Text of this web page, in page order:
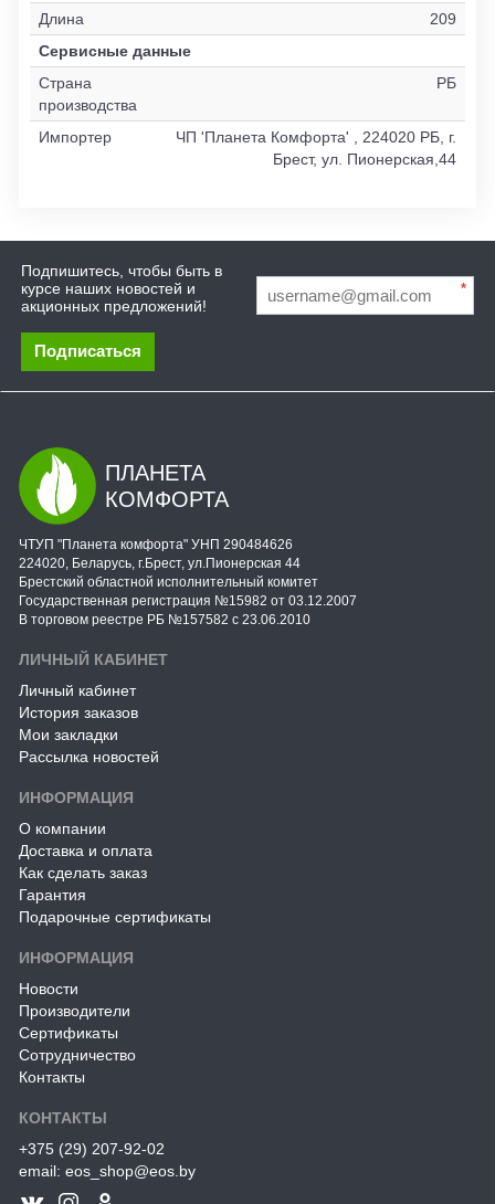
Длина
209
Сервисные данные
Страна
производства
РБ
Импортер
ЧП 'Планета Комфорта' , 224020 РБ, г.
Брест, ул. Пионерская,44
Подпишитесь, чтобы быть в
курсе наших новостей и
акционных предложений!
*
Подписаться
ПЛАНЕТА
КОМФОРТА
ЧТУП "Планета комфорта" УНП 290484626
224020, Беларусь, г.Брест, ул.Пионерская 44
Брестский областной исполнительный комитет
Государственная регистрация №15982 от 03.12.2007
В торговом реестре РБ №157582 с 23.06.2010
ЛИЧНЫЙ КАБИНЕТ
Личный кабинет
История заказов
Мои закладки
Рассылка новостей
ИНФОРМАЦИЯ
О компании
Доставка и оплата
Как сделать заказ
Гарантия
Подарочные сертификаты
ИНФОРМАЦИЯ
Новости
Производители
Сертификаты
Сотрудничество
Контакты
КОНТАКТЫ
+375 (29) 207-92-02
email: eos_shop@eos.by